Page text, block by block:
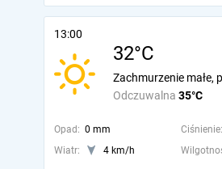
13:00
32°C
Odczuwalna 35°C
Zachmurzenie małe,
Opad: 0 mm Ciśnienie:
Wiatr:
4 km/h